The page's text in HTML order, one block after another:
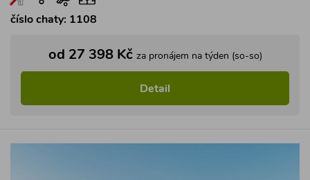
číslo chaty: 1108
od 27 398 Kč za pronájem na týden (so-so)
Detail